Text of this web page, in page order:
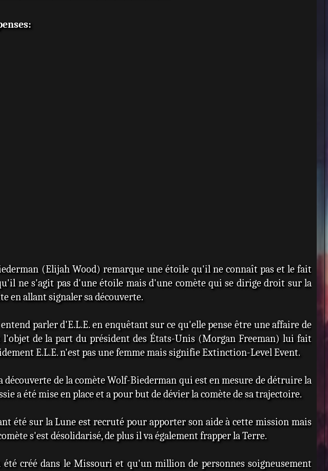
(Elijah Wood) remarque une étoile qu'il ne connaît pas et le fait
ne s'agit pas d'une étoile mais d'une comète qui se dirige droit sur la
en allant signaler sa découverte.
parler d'E.L.E. en enquêtant sur ce qu'elle pense être une affaire de
de la part du président des États-Unis (Morgan Freeman) lui fait
E.L.E. n'est pas une femme mais signifie Extinction-Level Event.
de la comète Wolf-Biederman qui est en mesure de détruire la
a été mise en place et a pour but de dévier la comète de sa trajectoire.
été sur la Lune est recruté pour apporter son aide à cette mission mais
s'est désolidarisé, de plus il va également frapper la Terre.
créé dans le Missouri et qu'un million de personnes soigneusement